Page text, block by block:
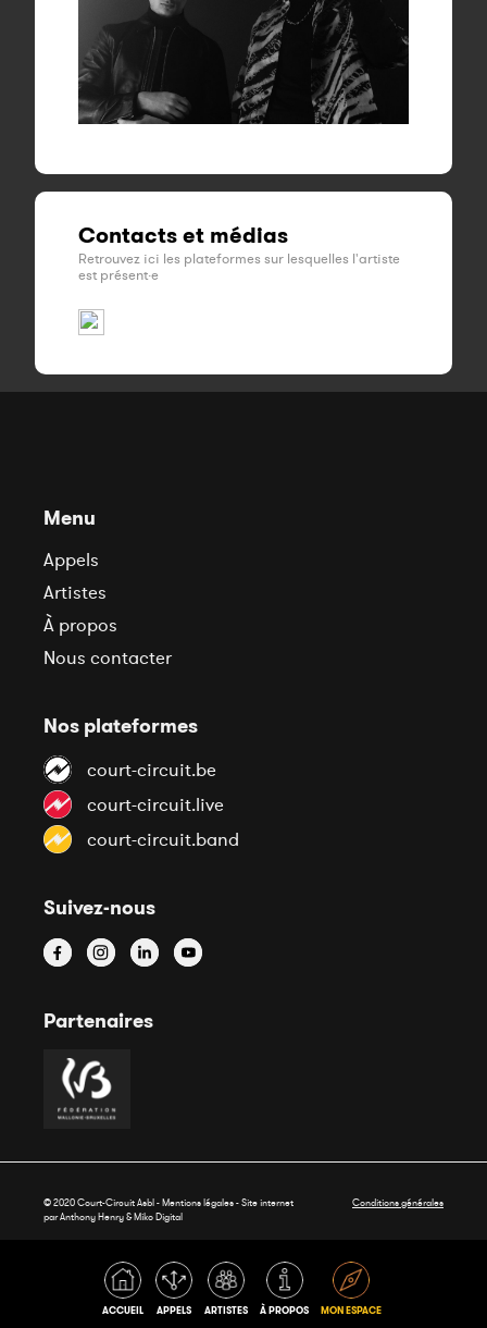
ACCUEIL APPELS ARTISTES À PROPOS MON ESPACE
Contacts et médias
Retrouvez ici les plateformes sur lesquelles l'artiste
est présent·e
Menu
Appels
Artistes
À propos
Nous contacter
Nos plateformes
court-circuit.be
court-circuit.live
court-circuit.band
Suivez-nous
Partenaires
© 2020 Court-Circuit Asbl - Mentions légales - Site internet
par Anthony Henry &Miko Digital
Conditions générales